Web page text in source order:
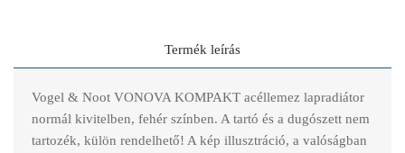
Termék leírás
Vogel & Noot VONOVA KOMPAKT acéllemez lapradiátor
normál kivitelben, fehér színben. A tartó és a dugószett nem
tartozék, külön rendelhető! A kép illusztráció, a valóságban